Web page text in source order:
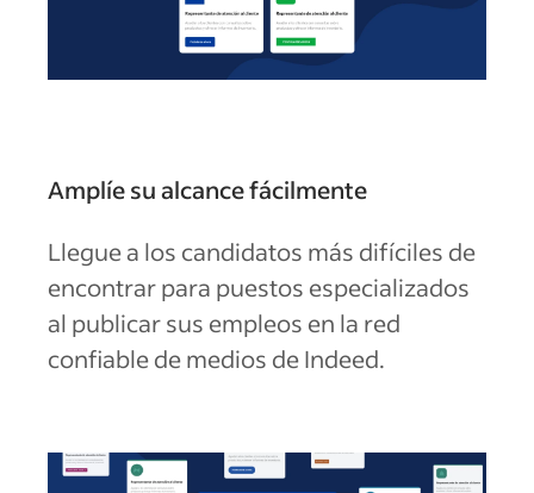
Amplíe su alcance fácilmente
Llegue a los candidatos más difíciles de
encontrar para puestos especializados
al publicar sus empleos en la red
confiable de medios de Indeed.